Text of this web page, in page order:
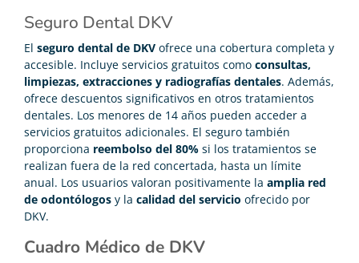
Seguro Dental DKV
El seguro dental de DKV ofrece una cobertura completa y
accesible. Incluye servicios gratuitos como consultas,
limpiezas, extracciones y radiografías dentales. Además,
ofrece descuentos significativos en otros tratamientos
dentales. Los menores de 14 años pueden acceder a
servicios gratuitos adicionales. El seguro también
proporciona reembolso del 80% si los tratamientos se
realizan fuera de la red concertada, hasta un límite
anual. Los usuarios valoran positivamente la amplia red
de odontólogos y la calidad del servicio ofrecido por
DKV.
Cuadro Médico de DKV